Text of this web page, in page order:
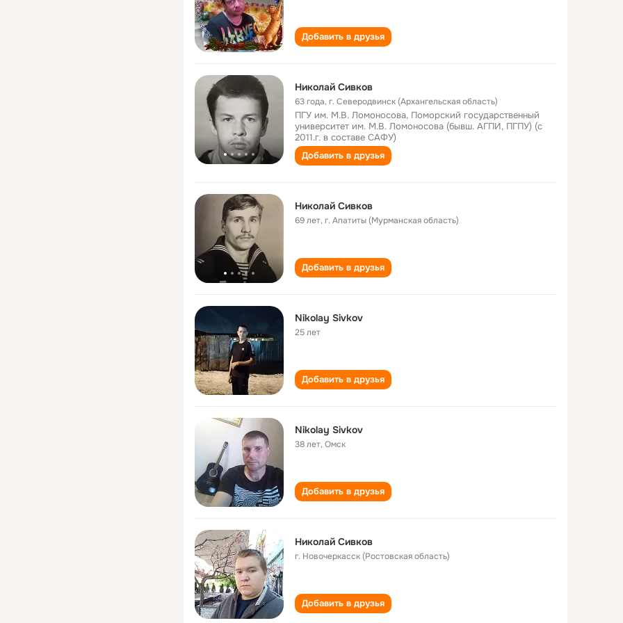
Добавить в друзья
Николай Сивков
63 года,г. Северодвинск (Архангельская область)
ПГУ им. М.В. Ломоносова, Поморский государственный
университет им. М.В. Ломоносова (бывш. АГПИ, ПГПУ) (с
2011.г. в составе САФУ)
Добавить в друзья
Николай Сивков
69 лет,г. Апатиты (Мурманская область)
Добавить в друзья
Nikolay Sivkov
25 лет
Добавить в друзья
Nikolay Sivkov
38 лет,Омск
Добавить в друзья
Николай Сивков
г. Новочеркасск (Ростовская область)
Добавить в друзья